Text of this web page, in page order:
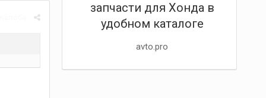
запчасти для Хонда в
удобном каталоге
avto.pro